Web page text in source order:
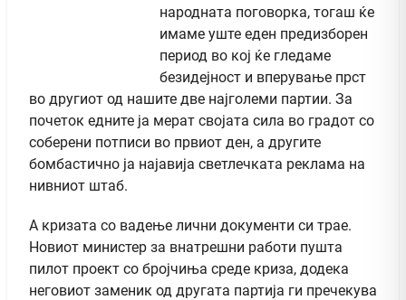
народната поговорка, тогаш ќе
имаме уште еден предизборен
период во кој ќе гледаме
безидејност и вперување прст
во другиот од нашите две најголеми партии. За
почеток едните ја мерат својата сила во градот со
соберени потписи во првиот ден, а другите
бомбастично ја најавија светлечката реклама на
нивниот штаб.
А кризата со вадење лични документи си трае.
Новиот министер за внатрешни работи пушта
пилот проект со бројчиња среде криза, додека
неговиот заменик од другата партија ги пречекува